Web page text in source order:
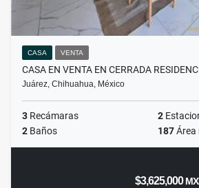
CASA VENTA
CASA EN VENTA EN CERRADA
Juárez, Chihuahua, México
3 Recámaras 2
2 Baños 187Área
$3,625,000